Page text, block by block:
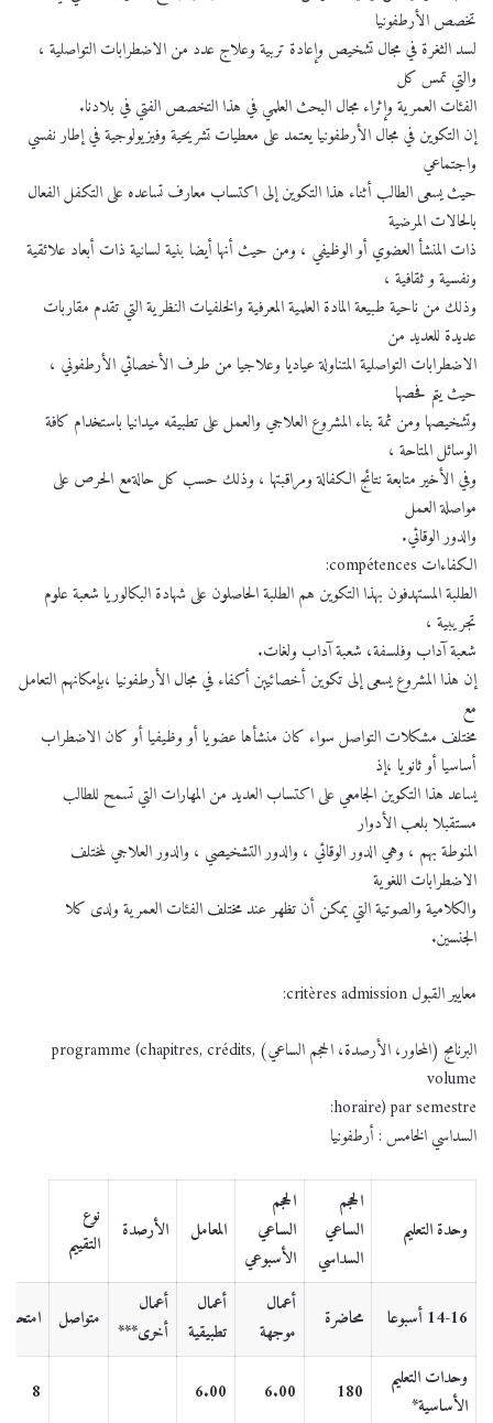
تخصص الأرطفونيا
لسد الثغرة في مجال تشخيص وإعادة تربية وعلاج عدد من الاضطرابات التواصلية ،
والتي تمس كل
الفئات العمرية وإثراء مجال البحث العلمي في هذا التخصص الفتي في بلادنا.
إن التكوين في مجال الأرطفونيا يعتمد على معطيات تشريحية وفيزيولوجية في إطار نفسي
واجتماعي
حيث يسعى الطالب أثناء هذا التكوين إلى اكتساب معارف تساعده على التكفل الفعال
بالحالات المرضية
ذات المنشأ العضوي أو الوظيفي ، ومن حيث أنها أيضا بنية لسانية ذات أبعاد علائقية
ونفسية و ثقافية ،
وذلك من ناحية طبيعة المادة العلمية المعرفية والخلفيات النظرية التي تقدم مقاربات
عديدة للعديد من
الاضطرابات التواصلية المتناولة عياديا وعلاجيا من طرف الأخصائي الأرطفوني ،
حيث يتم فحصها
وتشخيصها ومن ثمة بناء المشروع العلاجي والعمل على تطبيقه ميدانيا باستخدام كافة
الوسائل المتاحة ،
وفي الأخير متابعة نتائج الكفالة ومراقبتها ، وذلك حسب كل حالةمع الحرص على
مواصلة العمل
والدور الوقائي.
الكفاءات compétences:
الطلبة المستهدفون بهذا التكوين هم الطلبة الحاصلون على شهادة البكالوريا شعبة علوم
تجريبية ،
شعبة آداب وفلسفة، شعبة آداب ولغات.
إن هذا المشروع يسعى إلى تكوين أخصائيين أكفاء في مجال الأرطفونيا ،بإمكانهم التعامل
مع
مختلف مشكلات التواصل سواء كان منشأها عضويا أو وظيفيا أو كان الاضطراب
أساسيا أو ثانويا ،إذ
يساعد هذا التكوين الجامعي على اكتساب العديد من المهارات التي تسمح للطالب
مستقبلا بلعب الأدوار
المنوطة بهم ، وهي الدور الوقائي ، والدور التشخيصي ، والدور العلاجي لمختلف
الاضطرابات اللغوية
والكلامية والصوتية التي يمكن أن تظهر عند مختلف الفئات العمرية ولدى كلا
الجنسين.
معايير القبول critères admission:
البرنامج (المحاور، الأرصدة، الحجم الساعي) programme (chapitres, crédits,
volume
horaire) par semestre:
السداسي الخامس : أرطفونيا
وحدة التعليم
الحجم
الساعي
السداسي
الحجم
الساعي
الأسبوعي
المعامل الأرصدة
نوع
التقييم
14-16 أسبوعا محاضرة
أعمال
موجهة
أعمال
تطبيقية
أعمال
أخرى***
متواصل
امتحان
وحدات التعليم
الأساسية*
180
6.00
6.00
8